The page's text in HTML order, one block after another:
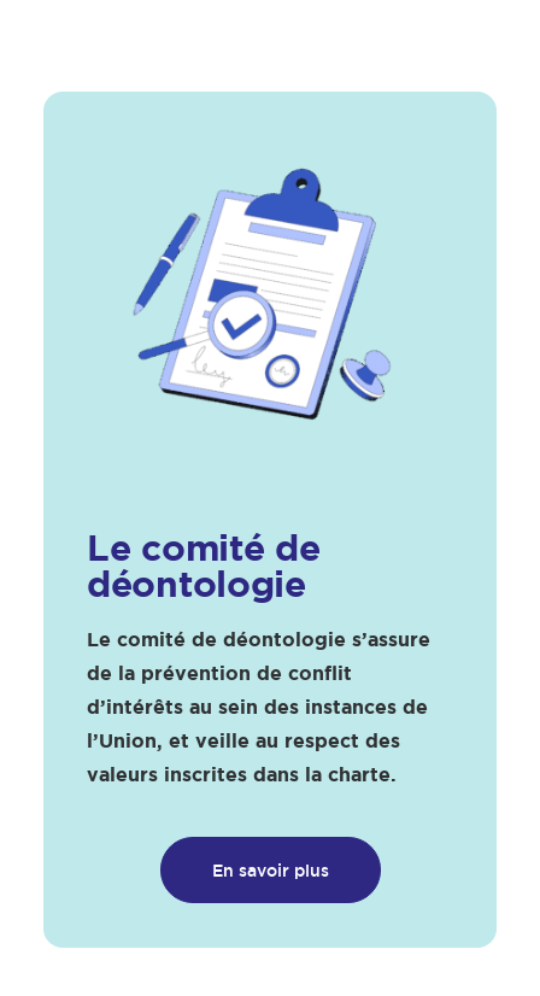
Le comité de
déontologie
Le comité de déontologie s’assure
de la prévention de conflit
d’intérêts au sein des instances de
l’Union, et veille au respect des
valeurs inscrites dans la charte.
En savoir plus